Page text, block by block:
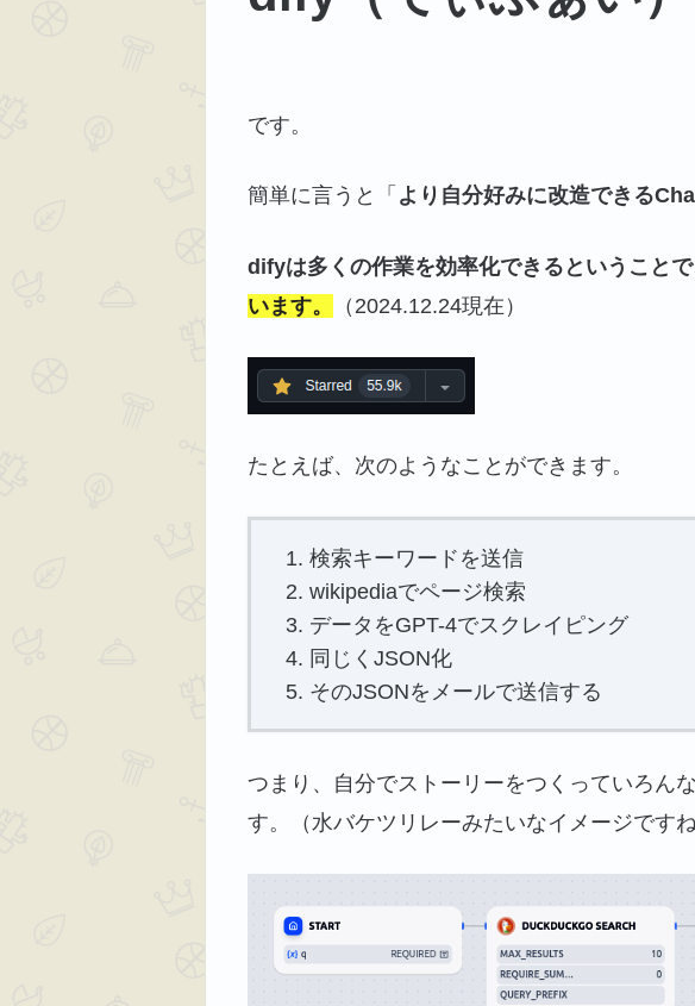
です。
簡単に言うと「 より自分好みに改造できる
difyは多くの作業を効率化できるということ
います。
（2024.12.24現在）
たとえば、次のようなことができます。
検索キーワードを送信
wikipediaでページ検索
データをGPT-4でスクレイピング
同じくJSON化
そのJSONをメールで送信する
つまり、自分でストーリーをつくっていろん
す。（水バケツリレーみたいなイメージですね